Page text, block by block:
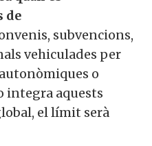
qual és
quan pot triar
acostuma a
quan es
a